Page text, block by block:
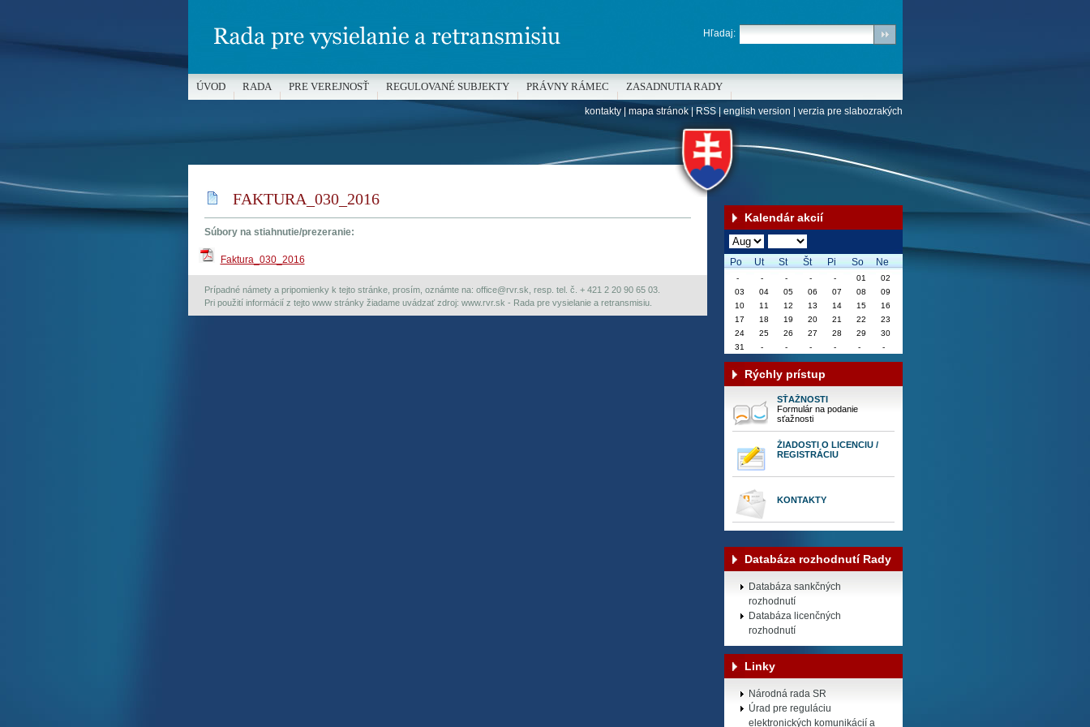
FAKTURA_030_2016
Súbory na stiahnutie/prezeranie:
Faktura_030_2016
Prípadné námety a pripomienky k tejto stránke, prosím, oznámte na: office@rvr.sk, resp. tel. č. + 421 2 20 90 65 03.
Pri použití informácií z tejto www stránky žiadame uvádzať zdroj: www.rvr.sk - Rada pre vysielanie a retransmisiu.
Kalendár akcií
Po Ut St Št Pi So Ne
Rýchly prístup
SŤAŽNOSTI
Formulár na podanie
sťažnosti
ŽIADOSTI O LICENCIU /
REGISTRÁCIU
KONTAKTY
Databáza rozhodnutí Rady
Databáza sankčných
rozhodnutí
Databáza licenčných
rozhodnutí
Linky
Národná rada SR
Úrad pre reguláciu
elektronických komunikácií a
Hľadaj:
ÚVOD RADA PRE VEREJNOSŤ REGULOVANÉ SUBJEKTY PRÁVNY RÁMEC ZASADNUTIA RADY
kontakty| mapa stránok|RSS| english version verzia pre slabozrakých